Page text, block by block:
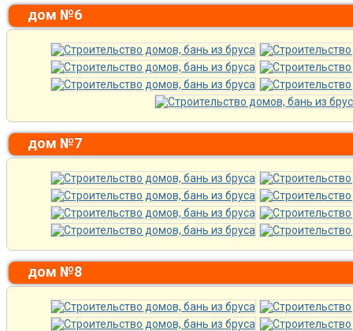
дом №6
дом №7
дом №8